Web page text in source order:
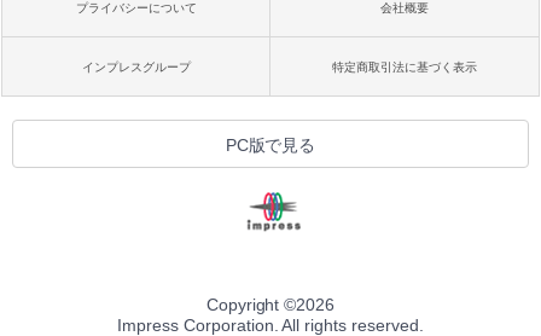
￥1,292
ードウェア・市販ソフトウェアのパーフ
ェクトリストと最新エミュレータ紹介
Amazon Kindle Colorsoft | 16GBストレ
ージ、防水、7インチカラーディスプレ
イ、色調調節ライト、最大8週間持続バッ
テリー、広告無し、ブラック (2025年発
売)
￥31,980
New Amazon Kindle Scribe Colorsoft |
11インチカラーディスプレイ、64GBスト
き、グラファイト
プライバシーについて 会社概要
インプレスグループ 特定商取引法に基づく表示
PC版で見る
Copyright ©2026
Impress Corporation. All rights reserved.